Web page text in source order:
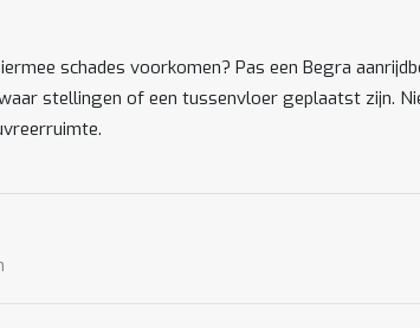
schades voorkomen? Pas een Begra
stellingen of een tussenvloer geplaatst zijn.